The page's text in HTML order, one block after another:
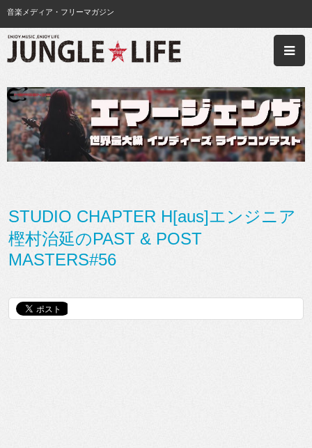
音楽メディア・フリーマガジン
STUDIO CHAPTER H[aus]エンジニア
樫村治延のPAST & POST
MASTERS#56